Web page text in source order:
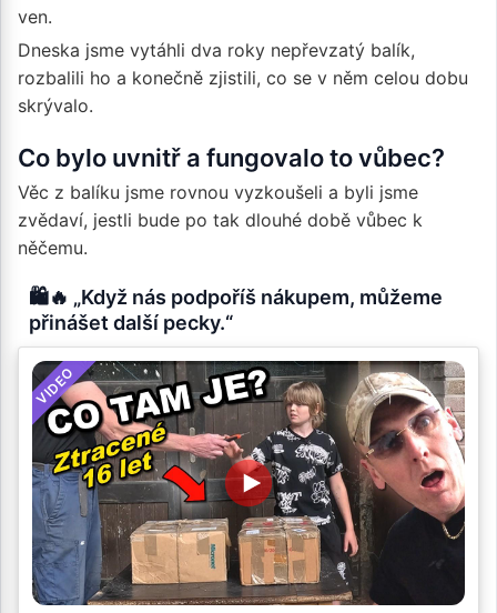
ven.
Dneska jsme vytáhli dva roky nepřevzatý balík,
rozbalili ho a konečně zjistili, co se v něm celou dobu
skrývalo.
Co bylo uvnitř a fungovalo to vůbec?
Věc z balíku jsme rovnou vyzkoušeli a byli jsme
zvědaví, jestli bude po tak dlouhé době vůbec k
něčemu.
🛍️🔥 „Když nás podpoříš nákupem, můžeme
přinášet další pecky.“
VIDEO